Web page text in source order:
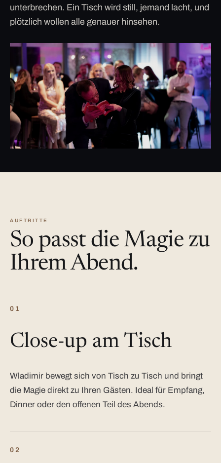
unterbrechen. Ein Tisch wird still, jemand lacht, und
plötzlich wollen alle genauer hinsehen.
AUFTRITTE
So passt die Magie zu
Ihrem Abend.
01
Close-up am Tisch
Wladimir bewegt sich von Tisch zu Tisch und bringt
die Magie direkt zu Ihren Gästen. Ideal für Empfang,
Dinner oder den offenen Teil des Abends.
02